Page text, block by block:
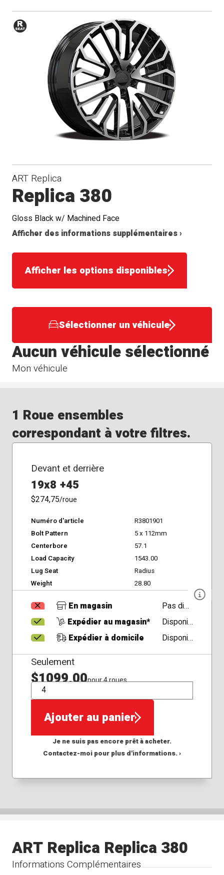
ART Replica
Replica 380
Gloss Black w/ Machined Face
Afficher des informations supplémentaires ›
Afficher les options disponibles
Sélectionner un véhicule
Mon véhicule
Aucun véhicule sélectionné
1 Roue ensembles
correspondant à votre filtres.
Devant et derrière
19x8 +45
$274,75/roue
Numéro d'article
R3801901
Bolt Pattern
5 x 112mm
Centerbore
57.1
Load Capacity
1543.00
Lug Seat
Radius
Weight
28.80
En magasin
Pas disponible
Expédier au magasin*
Disponible
Expédier à domicile
Disponible
Seulement
$1099,00pour 4 roues
QTÉ
Ajouter au panier
Je ne suis pas encore prêt à acheter.
Contactez-moi pour plus d'informations. ›
Informations Complémentaires
ART Replica Replica 380